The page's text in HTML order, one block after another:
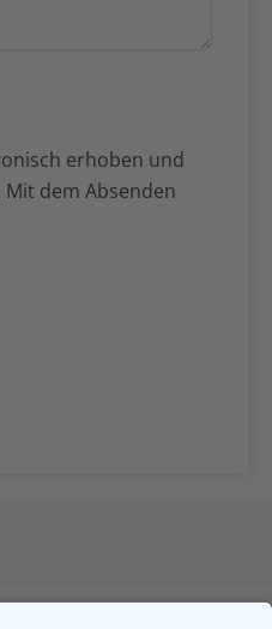
erhoben und
dem Absenden